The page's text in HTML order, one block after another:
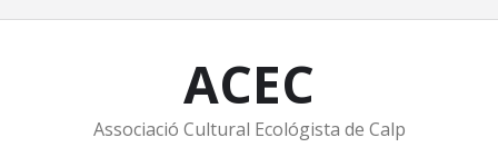
ACEC
Associació Cultural Ecológista de Calp